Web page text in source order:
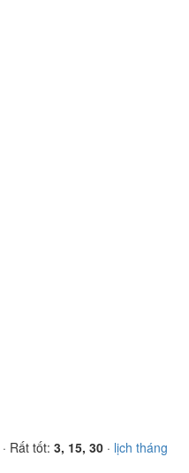
· Rất tốt: 3, 15, 30 · lịch tháng